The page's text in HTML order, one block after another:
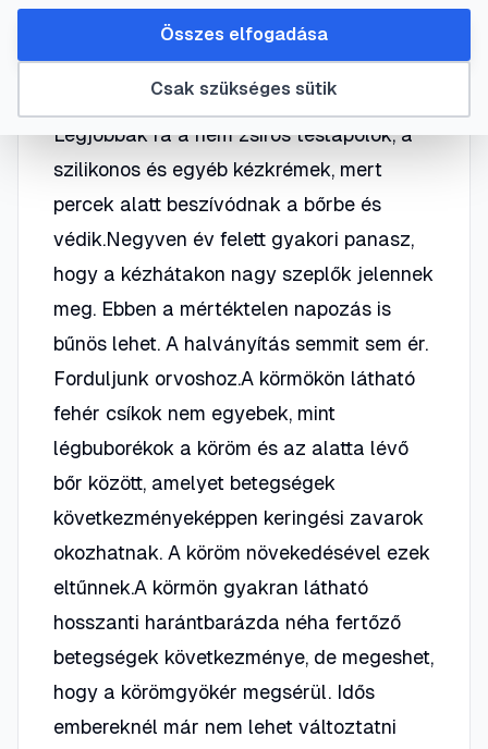
A gyakori kézmosás vagy mosás, fizikai
munka következménye a kéz bőrének
szárazsága, ráncossága, berepedezése.
Legjobbak rá a nem zsíros testápolók, a
szilikonos és egyéb kézkrémek, mert
percek alatt beszívódnak a bőrbe és
védik.Negyven év felett gyakori panasz,
hogy a kézhátakon nagy szeplők jelennek
meg. Ebben a mértéktelen napozás is
bűnös lehet. A halványítás semmit sem ér.
Forduljunk orvoshoz.A körmökön látható
fehér csíkok nem egyebek, mint
légbuborékok a köröm és az alatta lévő
bőr között, amelyet betegségek
következményeképpen keringési zavarok
okozhatnak. A köröm növekedésével ezek
eltűnnek.A körmön gyakran látható
hosszanti harántbarázda néha fertőző
betegségek következménye, de megeshet,
hogy a körömgyökér megsérül. Idős
embereknél már nem lehet változtatni
Csak szükséges sütik
Összes elfogadása